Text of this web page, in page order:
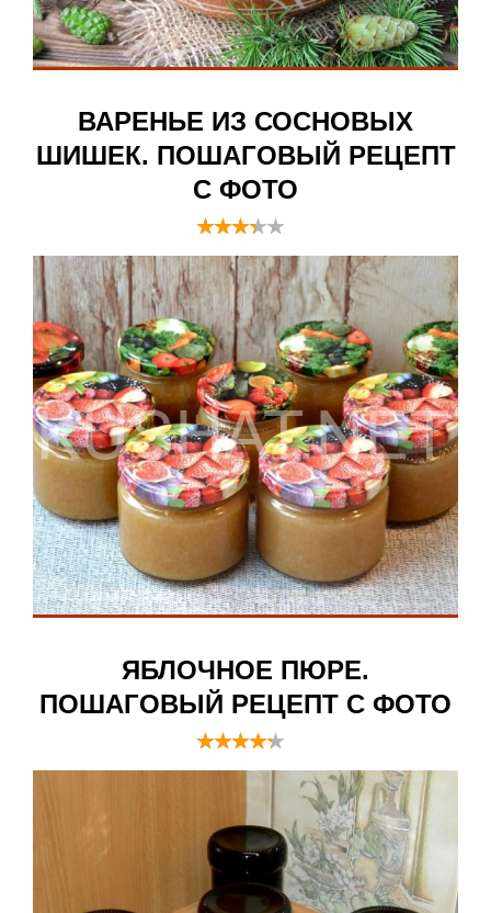
ВАРЕНЬЕ ИЗ СОСНОВЫХ
ШИШЕК. ПОШАГОВЫЙ РЕЦЕПТ
С ФОТО
ЯБЛОЧНОЕ ПЮРЕ.
ПОШАГОВЫЙ РЕЦЕПТ С ФОТО